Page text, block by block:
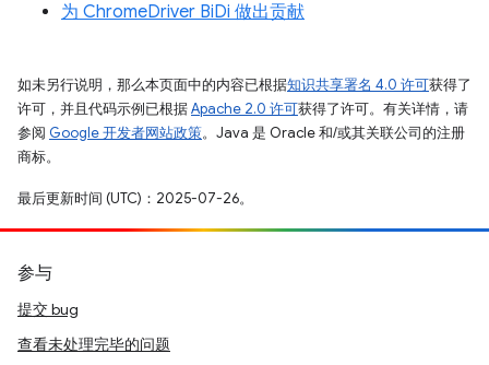
为 ChromeDriver BiDi 做出贡献
如未另行说明，那么本页面中的内容已根据知识共享署名 4.0 许可获得了
许可，并且代码示例已根据Apache 2.0 许可获得了许可。有关详情，请
参阅 Google 开发者网站政策。Java 是 Oracle 和/或其关联公司的注册
商标。
最后更新时间 (UTC)：2025-07-26。
参与
提交 bug
查看未处理完毕的问题